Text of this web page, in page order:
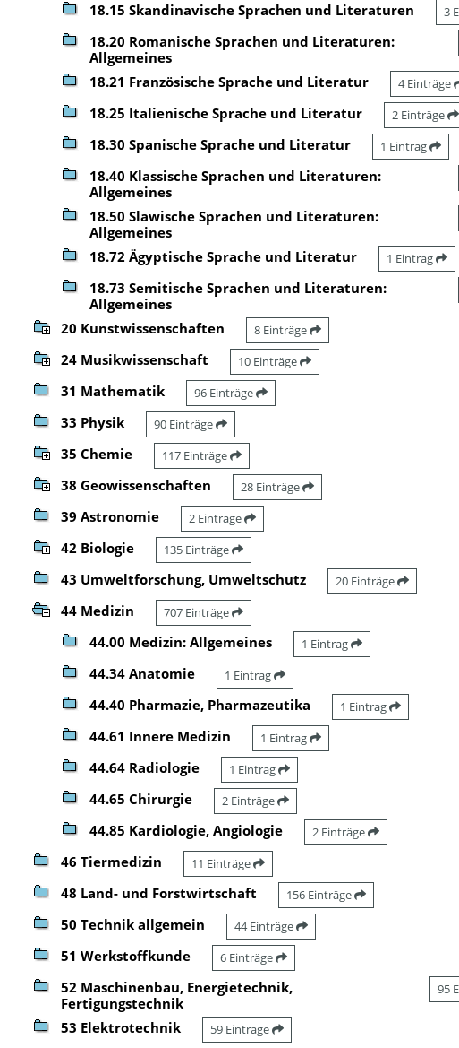
18.15 Skandinavische Sprachen und Literaturen 3
18.20 Romanische Sprachen und Literaturen:
Allgemeines
18.21 Französische Sprache und Literatur 4 Einträge
18.25 Italienische Sprache und Literatur 2 Einträge
18.30 Spanische Sprache und Literatur 1 Eintrag
18.40 Klassische Sprachen und Literaturen:
Allgemeines
18.50 Slawische Sprachen und Literaturen:
Allgemeines
18.72 Ägyptische Sprache und Literatur 1 Eintrag
18.73 Semitische Sprachen und Literaturen:
Allgemeines
20 Kunstwissenschaften 8 Einträge
24 Musikwissenschaft 10 Einträge
31 Mathematik 96 Einträge
33 Physik 90 Einträge
35 Chemie 117 Einträge
38 Geowissenschaften 28 Einträge
39 Astronomie 2 Einträge
42 Biologie 135 Einträge
43 Umweltforschung, Umweltschutz 20 Einträge
44 Medizin 707 Einträge
44.00 Medizin: Allgemeines 1 Eintrag
44.34 Anatomie 1 Eintrag
44.40 Pharmazie, Pharmazeutika 1 Eintrag
44.61 Innere Medizin 1 Eintrag
44.64 Radiologie 1 Eintrag
44.65 Chirurgie 2 Einträge
44.85 Kardiologie, Angiologie 2 Einträge
46 Tiermedizin 11 Einträge
48 Land- und Forstwirtschaft 156 Einträge
50 Technik allgemein 44 Einträge
51 Werkstoffkunde 6 Einträge
52 Maschinenbau, Energietechnik,
Fertigungstechnik
95
53 Elektrotechnik 59 Einträge